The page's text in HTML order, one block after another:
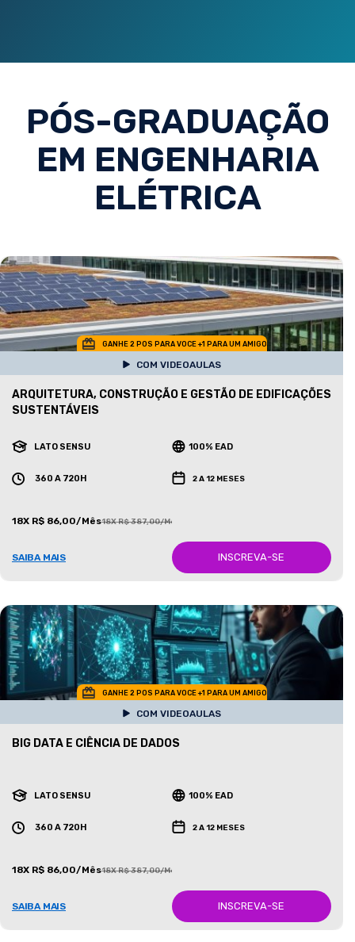
PÓS-GRADUAÇÃO
EM ENGENHARIA
ELÉTRICA
GANHE 2 POS PARA VOCE +1 PARA UM AMIGO
COM VIDEOAULAS
ARQUITETURA, CONSTRUÇÃO E GESTÃO DE EDIFICAÇÕES
SUSTENTÁVEIS
LATO SENSU 100% EAD
360 A 720H 2 A 12 MESES
18X R$ 86,00/Mês18X R$ 387,00/Mês
SAIBA MAIS INSCREVA-SE
GANHE 2 POS PARA VOCE +1 PARA UM AMIGO
COM VIDEOAULAS
BIG DATA E CIÊNCIA DE DADOS
LATO SENSU 100% EAD
360 A 720H 2 A 12 MESES
18X R$ 86,00/Mês18X R$ 387,00/Mês
SAIBA MAIS INSCREVA-SE